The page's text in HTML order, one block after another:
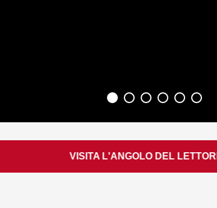
VISITA L'ANGOLO DEL LETTORE!➤